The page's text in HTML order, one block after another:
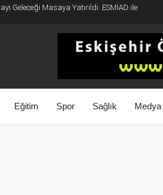
Geleceği Masaya Yatırıldı: ESMİAD ile
Eğitim Spor Sağlık Medya